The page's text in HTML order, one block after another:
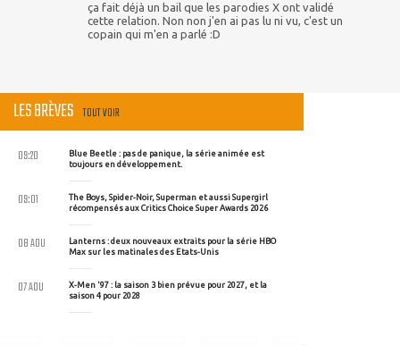
ça fait déjà un bail que les parodies X ont validé
cette relation. Non non j'en ai pas lu ni vu, c'est un
copain qui m'en a parlé :D
LES BRÈVES TOUT VOIR
Blue Beetle : pas de panique, la série animée est
toujours en développement.
09:20
The Boys, Spider-Noir, Superman et aussi Supergirl
récompensés aux Critics Choice Super Awards 2026
09:01
Lanterns : deux nouveaux extraits pour la série HBO
Max sur les matinales des Etats-Unis
08 AOU
X-Men '97 : la saison 3 bien prévue pour 2027, et la
saison 4 pour 2028
07 AOU